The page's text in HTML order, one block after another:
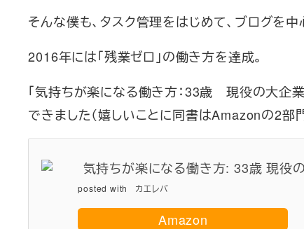
そんな僕も、タスク管理をはじめて、ブログを
2016年には「残業ゼロ」の働き方を達成。
「気持ちが楽になる働き方：33歳 現役の大企業
できました（嬉しいことに同書はAmazonの2部
気持ちが楽になる働き方: 33歳 現役
posted with カエレバ
Amazon